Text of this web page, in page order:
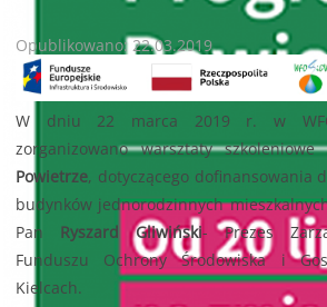
Opublikowano: 22.03.2019
W dniu 22 marca 2019 r. w
zorganizowano warsztaty szkoleniowe
Powietrze, dotyczącego dofinansowania
budynków jednorodzinnych
Pan Ryszard Gliwiński- Prezes
Funduszu Ochrony Środowiska i
Kielcach.